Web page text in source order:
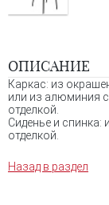
ОПИСАНИЕ
Каркас: из
или из алюминия
отделкой.
Сиденье и спинка:
отделкой.
Назад в раздел